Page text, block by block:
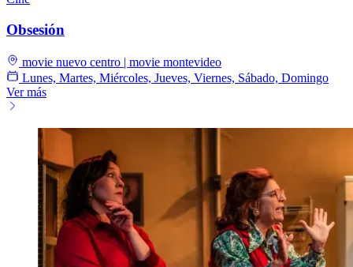
Obsesión
movie nuevo centro | movie montevideo
Lunes, Martes, Miércoles, Jueves, Viernes, Sábado, Domingo
Ver más